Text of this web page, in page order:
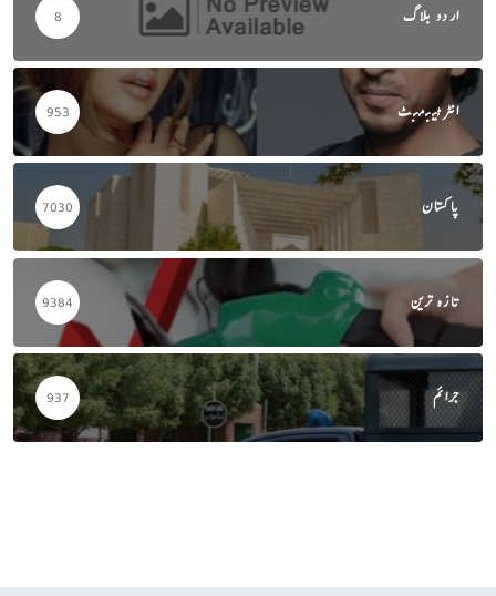
اردو بلاگ 8
انٹرٹینمنٹ 953
پاکستان 7030
تازہ ترین 9384
جرائم 937